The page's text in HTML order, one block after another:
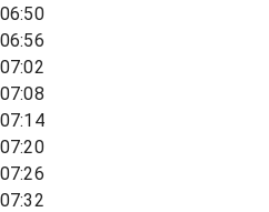
06:50
06:56
07:02
07:08
07:14
07:20
07:26
07:32